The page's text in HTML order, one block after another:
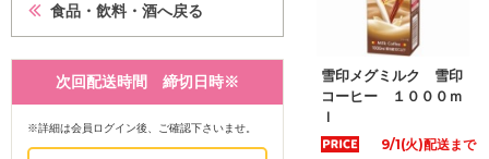
食品・飲料・酒へ戻る
次回配送時間 締切日時※
※詳細は会員ログイン後、ご確認下さいませ。
雪印メグミルク 雪印
コーヒー １０００ｍ
ｌ
9/1(火)配送まで